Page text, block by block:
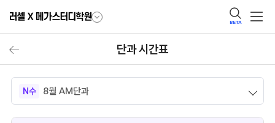
BETA
단과 시간표
N수 8월 AM단과